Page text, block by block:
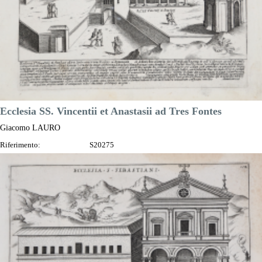
Ecclesia SS. Vincentii et Anastasii ad Tres Fontes
Giacomo LAURO
Riferimento:
S20275
Anno:
1615 ca.
Luogo di Stampa:
Roma
Prezzo
100,00 €
Anteprima
DESCRIZIONE